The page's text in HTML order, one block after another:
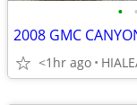
• •
2008 GMC
<1hr ago